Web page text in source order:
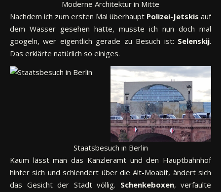
Moderne Architektur in Mitte
Nachdem ich zum ersten Mal überhaupt Polizei-Jetskis auf
dem Wasser gesehen hatte, musste ich nun doch mal
googeln, wer eigentlich gerade zu Besuch ist: Selenskij.
Das erklärte natürlich so einiges.
Staatsbesuch in Berlin
Kaum lässt man das Kanzleramt und den Hauptbahnhof
hinter sich und schlendert über die Alt-Moabit, ändert sich
das Gesicht der Stadt völlig. Schenkeboxen, verfaulte